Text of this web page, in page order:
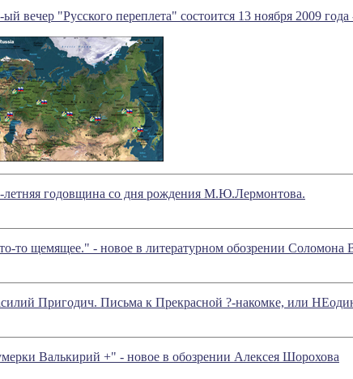
ый вечер "Русского переплета" состоится 13 ноября 2009 года
летняя годовщина со дня рождения М.Ю.Лермонтова.
то щемящее." - новое в литературном обозрении Соломона
Пригодич. Письма к Прекрасной ?-накомке, или
Валькирий +" - новое в обозрении Алексея Шорохова